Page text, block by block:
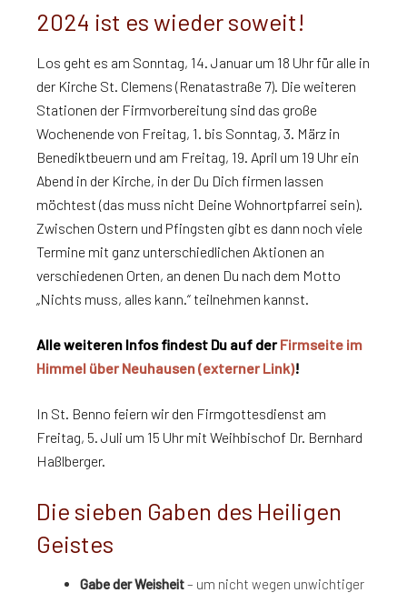
2024 ist es wieder soweit!
Los geht es am Sonntag, 14. Januar um 18 Uhr für alle in
der Kirche St. Clemens (Renatastraße 7). Die weiteren
Stationen der Firmvorbereitung sind das große
Wochenende von Freitag, 1. bis Sonntag, 3. März in
Benediktbeuern und am Freitag, 19. April um 19 Uhr ein
Abend in der Kirche, in der Du Dich firmen lassen
möchtest (das muss nicht Deine Wohnortpfarrei sein).
Zwischen Ostern und Pfingsten gibt es dann noch viele
Termine mit ganz unterschiedlichen Aktionen an
verschiedenen Orten, an denen Du nach dem Motto
„Nichts muss, alles kann.“ teilnehmen kannst.
Alle weiteren Infos findest Du auf derFirmseite im
Himmel über Neuhausen (externer Link)!
In St. Benno feiern wir den Firmgottesdienst am
Freitag, 5. Juli um 15 Uhr mit Weihbischof Dr. Bernhard
Haßlberger.
Die sieben Gaben des Heiligen
Geistes
Gabe der Weisheit– um nicht wegen unwichtiger